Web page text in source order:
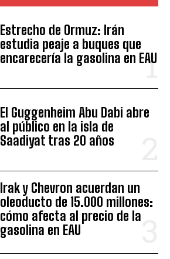
Estrecho de Ormuz: Irán
estudia peaje a buques que
encarecería la gasolina en EAU
El Guggenheim Abu Dabi abre
al público en la isla de
Saadiyat tras 20 años
Irak y Chevron acuerdan un
oleoducto de 15.000 millones:
cómo afecta al precio de la
gasolina en EAU